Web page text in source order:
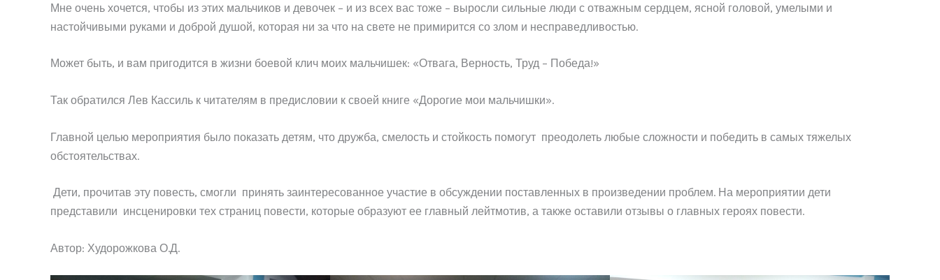
Мне очень хочется, чтобы из этих мальчиков и девочек – и из всех вас тоже – выросли сильные люди с отважным сердцем, ясной головой, умелыми и
настойчивыми руками и доброй душой, которая ни за что на свете не примирится со злом и несправедливостью.
Может быть, и вам пригодится в жизни боевой клич моих мальчишек: «Отвага, Верность, Труд – Победа!»
Так обратился Лев Кассиль к читателям в предисловии к своей книге «Дорогие мои мальчишки».
Главной целью мероприятия было показать детям, что дружба, смелость и стойкость помогут преодолеть любые сложности и победить в самых тяжелых
обстоятельствах.
Дети, прочитав эту повесть, смогли принять заинтересованное участие в обсуждении поставленных в произведении проблем. На мероприятии дети
представили инсценировки тех страниц повести, которые образуют ее главный лейтмотив, а также оставили отзывы о главных героях повести.
Автор: Худорожкова О.Д.